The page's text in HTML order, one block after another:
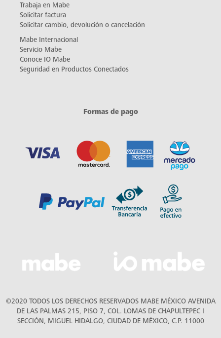
Trabaja en Mabe
Solicitar factura
Solicitar cambio, devolución o cancelación
Mabe Internacional
Servicio Mabe
Conoce IO Mabe
Seguridad en Productos Conectados
Formas de pago
©2020 TODOS LOS DERECHOS RESERVADOS MABE MÉXICO AVENIDA
DE LAS PALMAS 215, PISO 7, COL. LOMAS DE CHAPULTEPEC I
SECCIÓN, MIGUEL HIDALGO, CIUDAD DE MÉXICO, C.P. 11000